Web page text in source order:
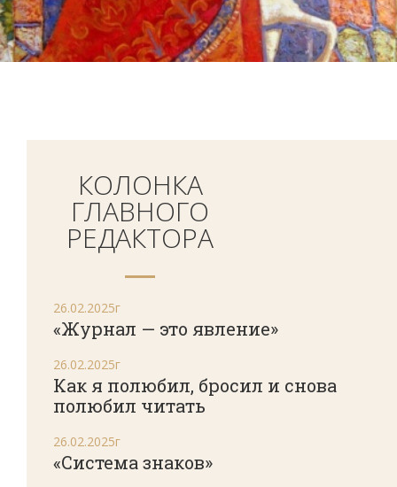
КОЛОНКА
ГЛАВНОГО
РЕДАКТОРА
26.02.2025г
«Журнал — это явление»
26.02.2025г
Как я полюбил, бросил и снова
полюбил читать
26.02.2025г
«Система знаков»